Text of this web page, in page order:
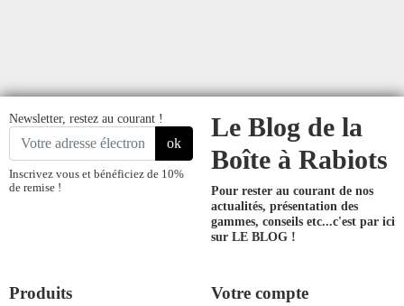
Newsletter, restez au courant !
ok
Inscrivez vous et bénéficiez de 10%
de remise !
Le Blog de la
Boîte à Rabiots
Pour rester au courant de nos
actualités, présentation des
gammes, conseils etc...c'est par ici
sur LE BLOG !
Produits Votre compte